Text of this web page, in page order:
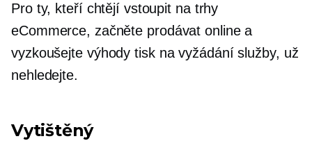
Pro ty, kteří chtějí vstoupit na trhy
eCommerce, začněte prodávat online a
vyzkoušejte výhodytisk na vyžádáníslužby, už
nehledejte.
Vytištěný